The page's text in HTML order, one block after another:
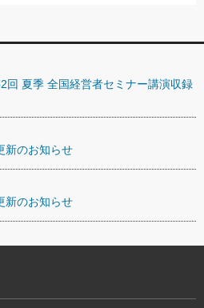
回 夏季 全国経営者セミナー講演収録
新のお知らせ
新のお知らせ